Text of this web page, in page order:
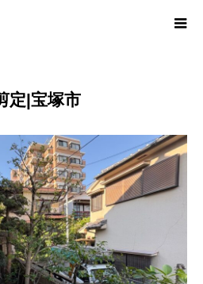
定|宝塚市